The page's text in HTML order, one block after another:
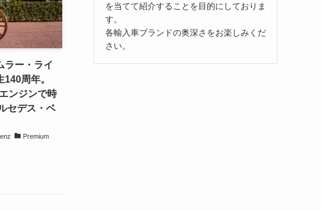
ラー・ライ
周年。
ンジンで時
セデス・ベ
Premium
を当てて紹介することを目的にしておりま
す。
各輸入車ブランドの奥深さをお楽しみくだ
さい。